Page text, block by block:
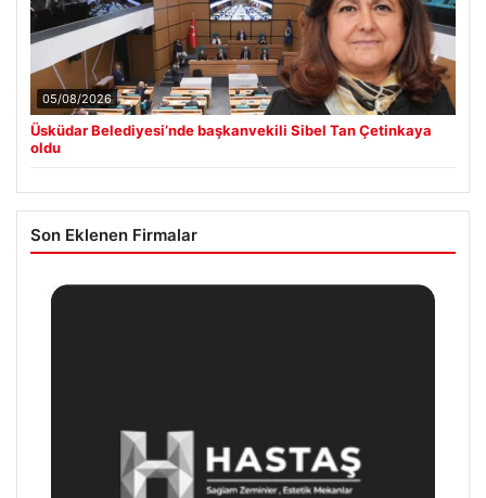
05/08/2026
Üsküdar Belediyesi’nde başkanvekili Sibel Tan Çetinkaya
oldu
Son Eklenen Firmalar